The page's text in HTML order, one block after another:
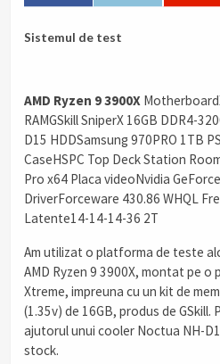
Sistemul de test
AMD Ryzen 9 3900X
RAMGSkill SniperX 16GB DDR4-
D15 HDDSamsung 970PRO 1TB
CaseHSPC Top Deck Station
Pro x64 Placa videoNvidia
DriverForceware 430.86 WHQL
Latente14-14-14-36 2T
Am utilizat o platforma de teste
AMD Ryzen 9 3900X, montat pe o
Xtreme, impreuna cu un kit de
(1.35v) de 16GB, produs de
ajutorul unui cooler Noctua NH-
stock.